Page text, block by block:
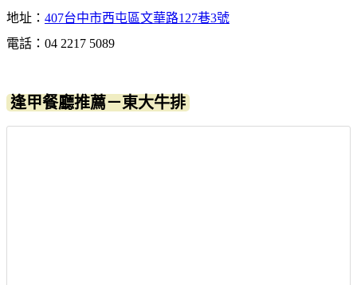
地址： 407台中市西屯區文華路127巷3號
電話：04 2217 5089
逢甲餐廳推薦－東大牛排